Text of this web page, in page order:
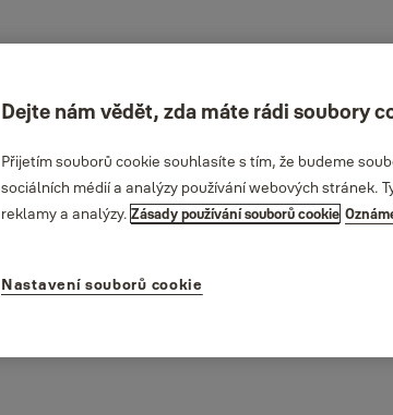
Dejte nám vědět, zda máte rádi soubory
Přijetím souborů cookie souhlasíte s tím, že budeme
sociálních médií a analýzy používání webových stránek.
reklamy a analýzy. Zásady používání souborů cookie
Nastavení souborů cookie